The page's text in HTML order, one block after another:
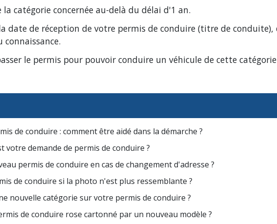
la catégorie concernée au-delà du délai d'1 an.
date de réception de votre permis de conduire (titre de
connaissance.
le permis pour pouvoir conduire un véhicule de cette
de conduire : comment être aidé dans la démarche ?
votre demande de permis de conduire ?
permis de conduire en cas de changement d'adresse ?
de conduire si la photo n'est plus ressemblante ?
nouvelle catégorie sur votre permis de conduire ?
de conduire rose cartonné par un nouveau modèle ?